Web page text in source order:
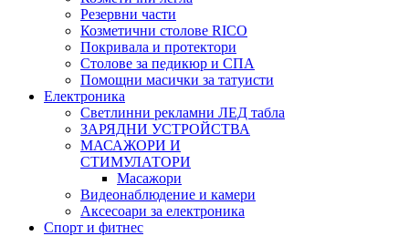
Резервни части
Козметични столове RICO
Покривала и протектори
Столове за педикюр и СПА
Помощни масички за татуисти
Електроника
Светлинни рекламни ЛЕД табла
ЗАРЯДНИ УСТРОЙСТВА
МАСАЖОРИ И
СТИМУЛАТОРИ
Масажори
Видеонаблюдение и камери
Аксесоари за електроника
Спорт и фитнес